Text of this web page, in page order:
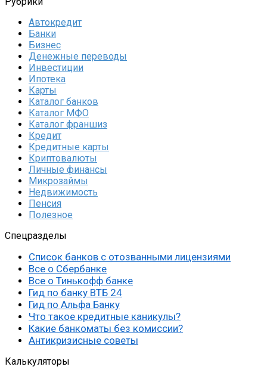
Автокредит
Банки
Бизнес
Денежные переводы
Инвестиции
Ипотека
Карты
Каталог банков
Каталог МФО
Каталог франшиз
Кредит
Кредитные карты
Криптовалюты
Личные финансы
Микрозаймы
Недвижимость
Пенсия
Полезное
Спецразделы
Список банков с отозванными лицензиями
Все о Сбербанке
Все о Тинькофф банке
Гид по банку ВТБ 24
Гид по Альфа Банку
Что такое кредитные каникулы?
Какие банкоматы без комиссии?
Антикризисные советы
Калькуляторы